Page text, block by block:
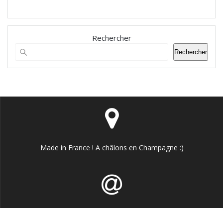
Rechercher
Rechercher
Made in France ! A châlons en Champagne :)